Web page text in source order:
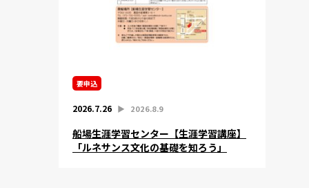
要申込
2026.7.26 ▶︎ 2026.8.9
船場生涯学習センター【生涯学習講座】
「ルネサンス文化の基礎を知ろう」